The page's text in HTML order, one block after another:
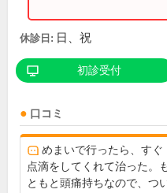
休診日: 日、祝
初診受付
口コミ
めまいで行ったら、すぐ
点滴をしてくれて治った。
ともと頭痛持ちなので、つ